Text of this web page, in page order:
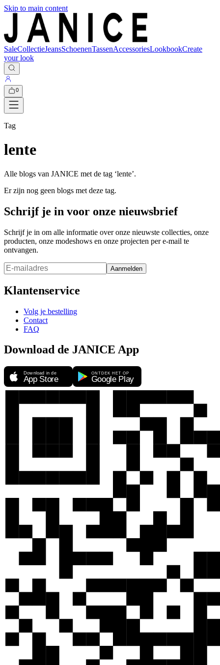
Skip to main content
SaleCollectieJeansSchoenenTassenAccessoriesLookbookCreate
your look
0
Tag
lente
Alle blogs van JANICE met de tag ‘lente’.
Er zijn nog geen blogs met deze tag.
Schrijf je in voor onze nieuwsbrief
Schrijf je in om alle informatie over onze nieuwste collecties, onze
producten, onze modeshows en onze projecten per e-mail te
ontvangen.
Aanmelden
Klantenservice
Volg je bestelling
Contact
FAQ
Download de JANICE App